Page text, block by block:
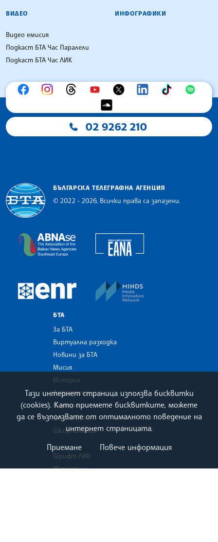
ВИДЕО
Видео емисия
Подкаст БТА Час Паралели
Подкаст БТА Час ЛИК
ИНФОГРАФИКИ
02 9262 210
БЪЛГАРСКА ТЕЛЕГРАФНА АГЕНЦИЯ
© 2022 - 2026, Всички права са запазени.
The Assocoation of the Balkan News Agencies
European Newsroom
БТА
За БТА
Виртуална разходка
Новини за БТА
Мисия
История
Документи
Кариери
Школа БТА
Шкорпиловци
Шрифт ЛИК
Маркетинг
Тази интернет страница използва бисквитки
(cookies). Като приемете бисквитките, можете
да се възползвате от оптималното поведение на
интернет страницата.
Приемане
Повече информация